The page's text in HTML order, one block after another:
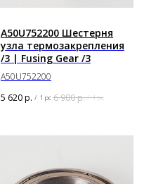
A50U752200 Шестерня
узла термозакрепления
/3 | Fusing Gear /3
A50U752200
5 620р. / 1 pc 6 900р. / 1 pc